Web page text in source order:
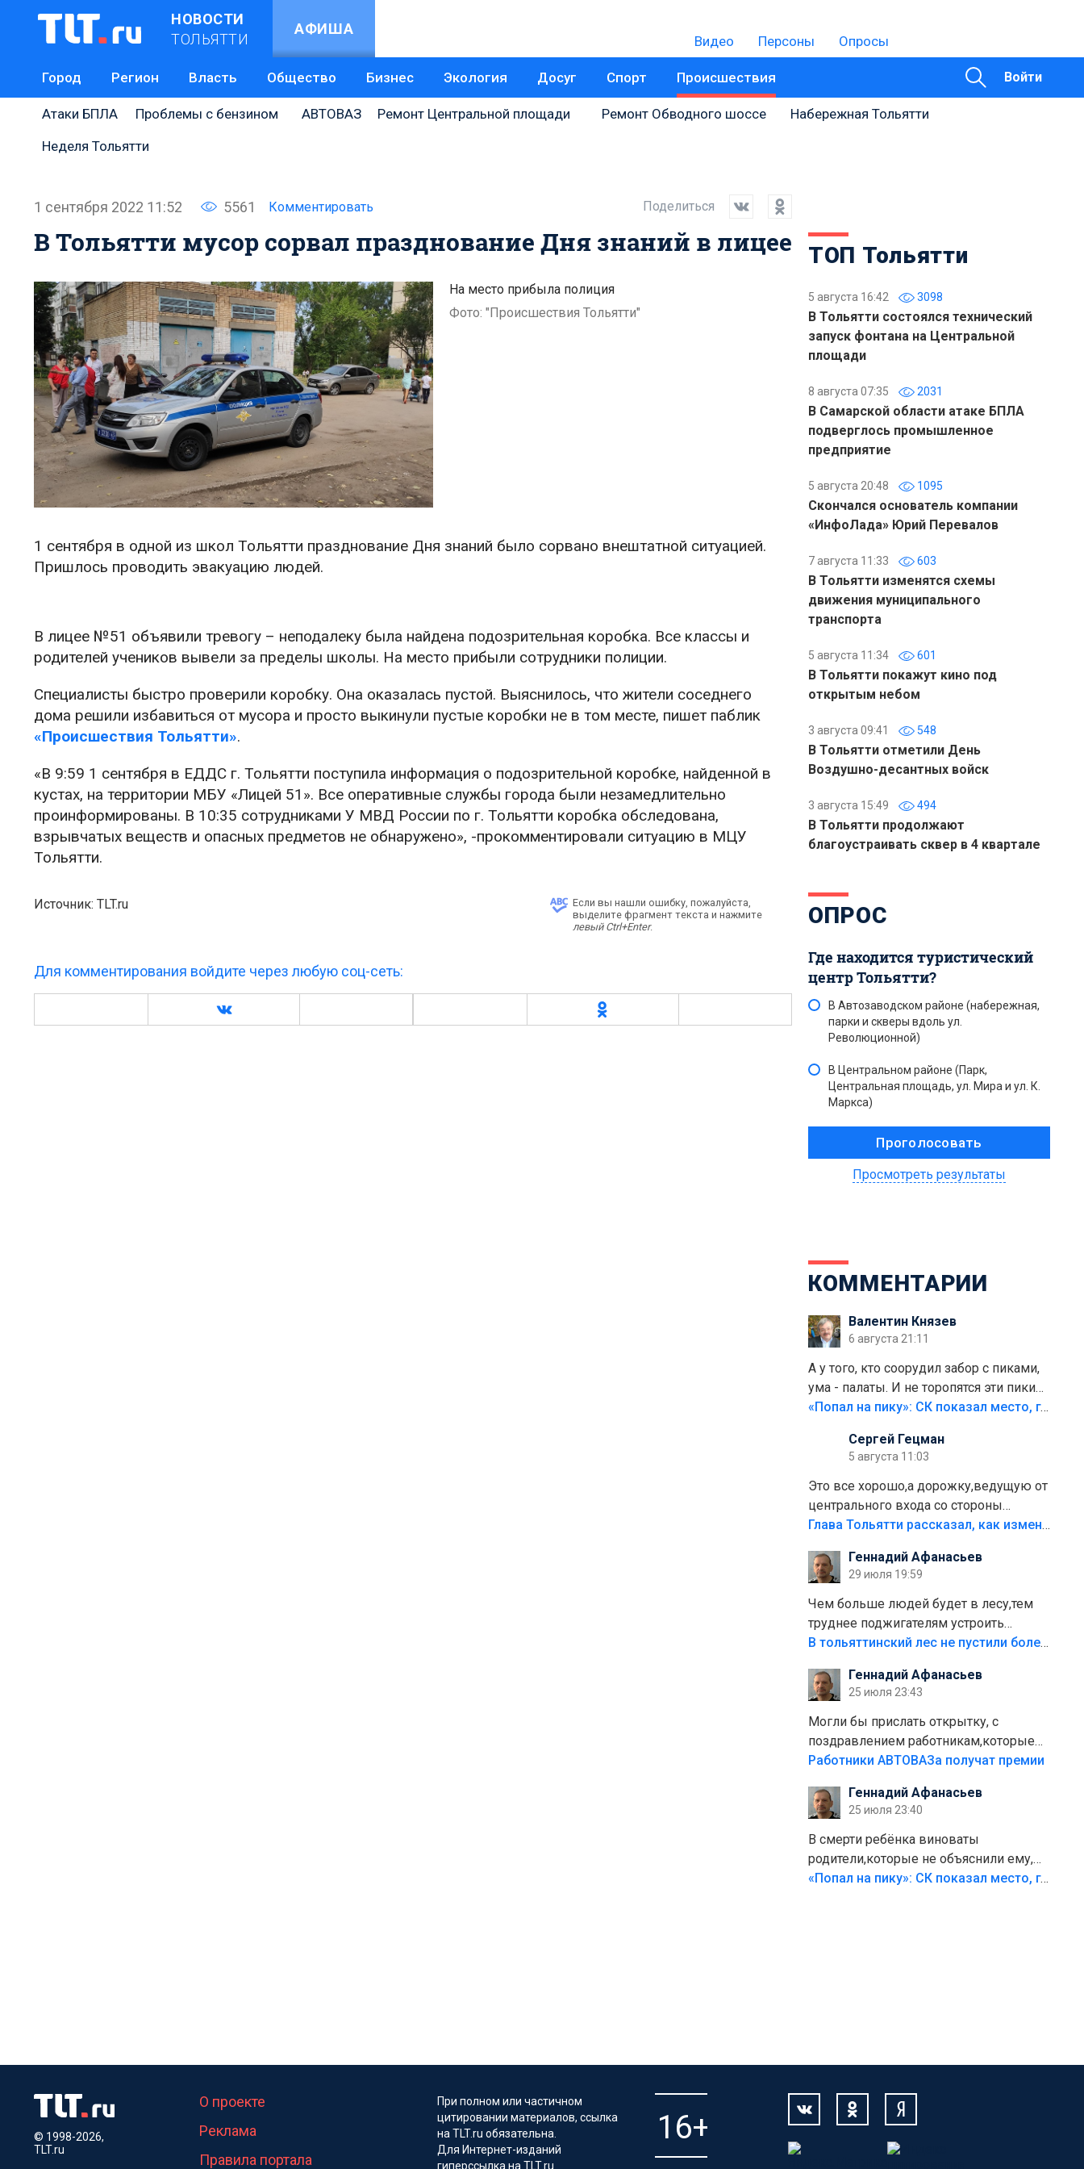
НОВОСТИ
ТОЛЬЯТТИ
АФИША
Видео Персоны Опросы
Город Регион Власть Общество Бизнес Экология Досуг Спорт Происшествия Войти
Атаки БПЛА Проблемы с бензином АВТОВАЗ Ремонт Центральной площади Ремонт Обводного шоссе
Набережная Тольятти
Неделя Тольятти
1 сентября 2022 11:52 5561 Комментировать Поделиться
В Тольятти мусор сорвал празднование Дня знаний в лицее
На место прибыла полиция
Фото: "Происшествия Тольятти"
1 сентября в одной из школ Тольятти празднование Дня знаний было сорвано внештатной ситуацией.
Пришлось проводить эвакуацию людей.
В лицее №51 объявили тревогу – неподалеку была найдена подозрительная коробка. Все классы и
родителей учеников вывели за пределы школы. На место прибыли сотрудники полиции.
Специалисты быстро проверили коробку. Она оказалась пустой. Выяснилось, что жители соседнего
дома решили избавиться от мусора и просто выкинули пустые коробки не в том месте, пишет паблик
«Происшествия Тольятти».
«В 9:59 1 сентября в ЕДДС г. Тольятти поступила информация о подозрительной коробке, найденной в
кустах, на территории МБУ «Лицей 51». Все оперативные службы города были незамедлительно
проинформированы. В 10:35 сотрудниками У МВД России по г. Тольятти коробка обследована,
взрывчатых веществ и опасных предметов не обнаружено», -прокомментировали ситуацию в МЦУ
Тольятти.
Источник: TLT.ru
Если вы нашли ошибку, пожалуйста,
выделите фрагмент текста и нажмите
левый Ctrl+Enter.
Для комментирования войдите через любую соц-сеть:
ТОП Тольятти
5 августа 16:42 3098
В Тольятти состоялся технический
запуск фонтана на Центральной
площади
8 августа 07:35 2031
В Самарской области атаке БПЛА
подверглось промышленное
предприятие
5 августа 20:48 1095
Скончался основатель компании
«ИнфоЛада» Юрий Перевалов
7 августа 11:33 603
В Тольятти изменятся схемы
движения муниципального
транспорта
5 августа 11:34 601
В Тольятти покажут кино под
открытым небом
3 августа 09:41 548
В Тольятти отметили День
Воздушно-десантных войск
3 августа 15:49 494
В Тольятти продолжают
благоустраивать сквер в 4 квартале
ОПРОС
Где находится туристический
центр Тольятти?
В Автозаводском районе (набережная,
парки и скверы вдоль ул.
Революционной)
В Центральном районе (Парк,
Центральная площадь, ул. Мира и ул. К.
Маркса)
Просмотреть результаты
КОММЕНТАРИИ
Валентин Князев
6 августа 21:11
А у того, кто соорудил забор с пиками,
ума - палаты. И не торопятся эти пики
срезать
«Попал на пику»: СК показал место, где был смертельно травмирован ребенок в Тольятти
Сергей Гецман
5 августа 11:03
Это все хорошо,а дорожку,ведущую от
центрального входа со стороны
кафе"Мираж" к аттракционам слабо
плитки не хватило,т.к.осенью и зимой
лежала в парке и испортилась.Да
еще,видимо,часть украли.
Глава Тольятти рассказал, как изменится парк Центрального района
Геннадий Афанасьев
29 июля 19:59
Чем больше людей будет в лесу,тем
труднее поджигателям устроить
пожар.Тех кто разводит костры,тех
полно стоит,почему водители всё
равно едут в лес? Штрафы мизерные.
В тольяттинский лес не пустили более тысячи автомобилей
Геннадий Афанасьев
25 июля 23:43
Могли бы прислать открытку, с
поздравлением работникам,которые
больше сорока лет отработали на
Работники АВТОВАЗа получат премии
Геннадий Афанасьев
25 июля 23:40
В смерти ребёнка виноваты
родители,которые не объяснили ему,
что такое хорошо и что такое плохо!
«Попал на пику»: СК показал место, где был смертельно травмирован ребенок в Тольятти
© 1998-2026,
TLT.ru
О проекте
Реклама
Правила портала
При полном или частичном
цитировании материалов, ссылка
на TLT.ru обязательна.
Для Интернет-изданий
гиперссылка на TLT.ru